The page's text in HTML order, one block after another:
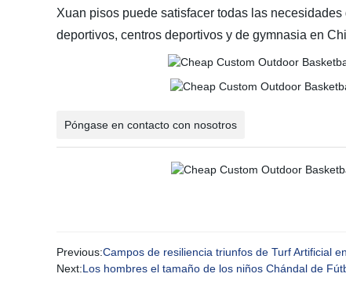
Xuan pisos puede satisfacer todas las
deportivos, centros deportivos y de gymnasia en
Póngase en contacto con nosotros
Previous:Campos de resiliencia triunfos de Turf Artificial
Next:Los hombres el tamaño de los niños Chándal de